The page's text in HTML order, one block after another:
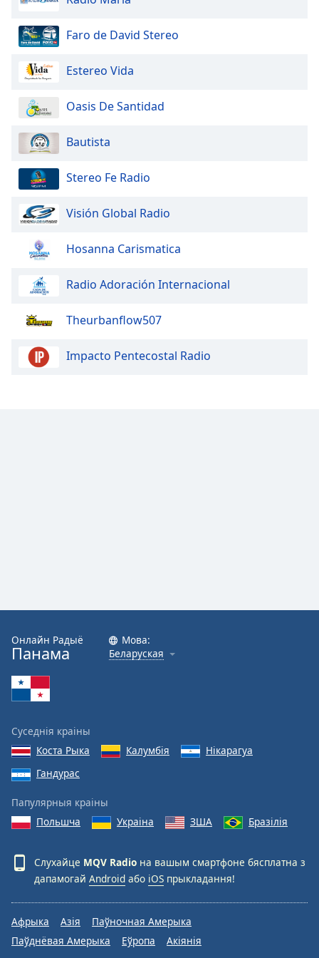
dialog
window.
Escape
cancel
window.
Text
Color
Opacity
Color
Opacity
Font
Family
Done
Close
Dialog
dialog
Faro de David Stereo
Estereo Vida
Oasis De Santidad
Bautista
Stereo Fe Radio
Visión Global Radio
Hosanna Carismatica
Radio Adoración Internacional
Theurbanflow507
Impacto Pentecostal Radio
Онлайн Радыё
Панама
Мова:
Беларуская
Суседнія краіны
Коста Рыка
Калумбія
Нікарагуа
Гандурас
Папулярныя краіны
Польшча
Украіна ЗША Бразілія
Слухайце MQV Radio на вашым смартфоне бясплатна з
дапамогай Android або iOS прыкладання!
Афрыка Азія
Паўночная Амерыка
Паўднёвая Амерыка
Еўропа Акіянія